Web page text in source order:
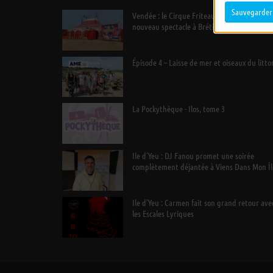
Sauvegarder
Vendée : le Cirque Friteau installe son
nouveau spectacle à Brétignolles-sur-Mer
Épisode 4 – Laisse de mer et oiseaux du
La Pockythèque - Ilos, tome 3
Ile d’Yeu : DJ Fanou promet une soirée
complètement déjantée à Viens Dans Mon
Ile d’Yeu : Carmen fait son grand retour
les Escales Lyriques